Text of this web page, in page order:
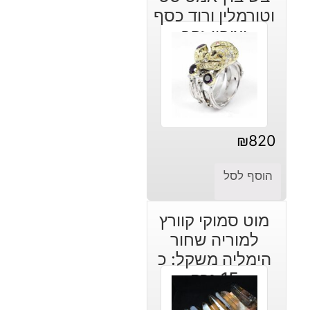
וטורמלין ורוד כסף
וציפוי זהב
₪820
הוסף לסל
מוט סמוקי קוורץ
למוריה שחור
הימליה משקל: כ
15 גרם